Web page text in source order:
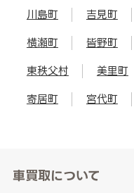
川島町 吉見町
横瀬町 皆野町
東秩父村 美里町
寄居町 宮代町
車買取について